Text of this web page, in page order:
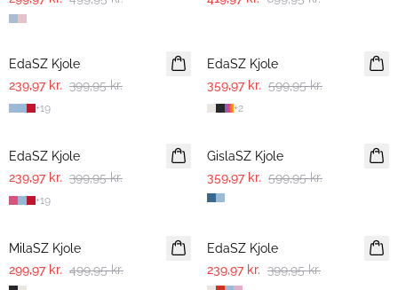
-40%
EdaSZ Kjole
239,97 kr. 399,95 kr.
+19
EdaSZ Kjole
359,97 kr. 599,95 kr.
+2
EdaSZ Kjole
239,97 kr. 399,95 kr.
+19
GislaSZ Kjole
359,97 kr. 599,95 kr.
MilaSZ Kjole
299,97 kr. 499,95 kr.
EdaSZ Kjole
239,97 kr. 399,95 kr.